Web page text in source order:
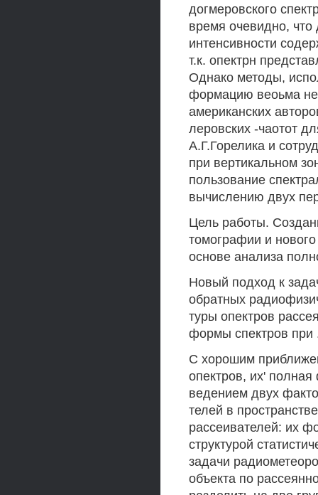
догмеровского
время очевидно, что
интенсивности
т.к. опектрн
Однако методы,
формацию веоьма
американских
леровских -чаотот
А.Г.Горелика и
при вертикальном
пользование
вычислению двух
Цель работы.
томографии и
основе анализа
Новый подход к
обратных
туры опектров
формы спектров при
С хорошим
опектров, их'
ведением двух
телей в
рассеивателей: их
структурой
задачи
объекта по